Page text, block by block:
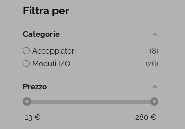
Filtra per
Categorie
Accoppiatori
8
Moduli I/O
26
Prezzo
13 € 280 €